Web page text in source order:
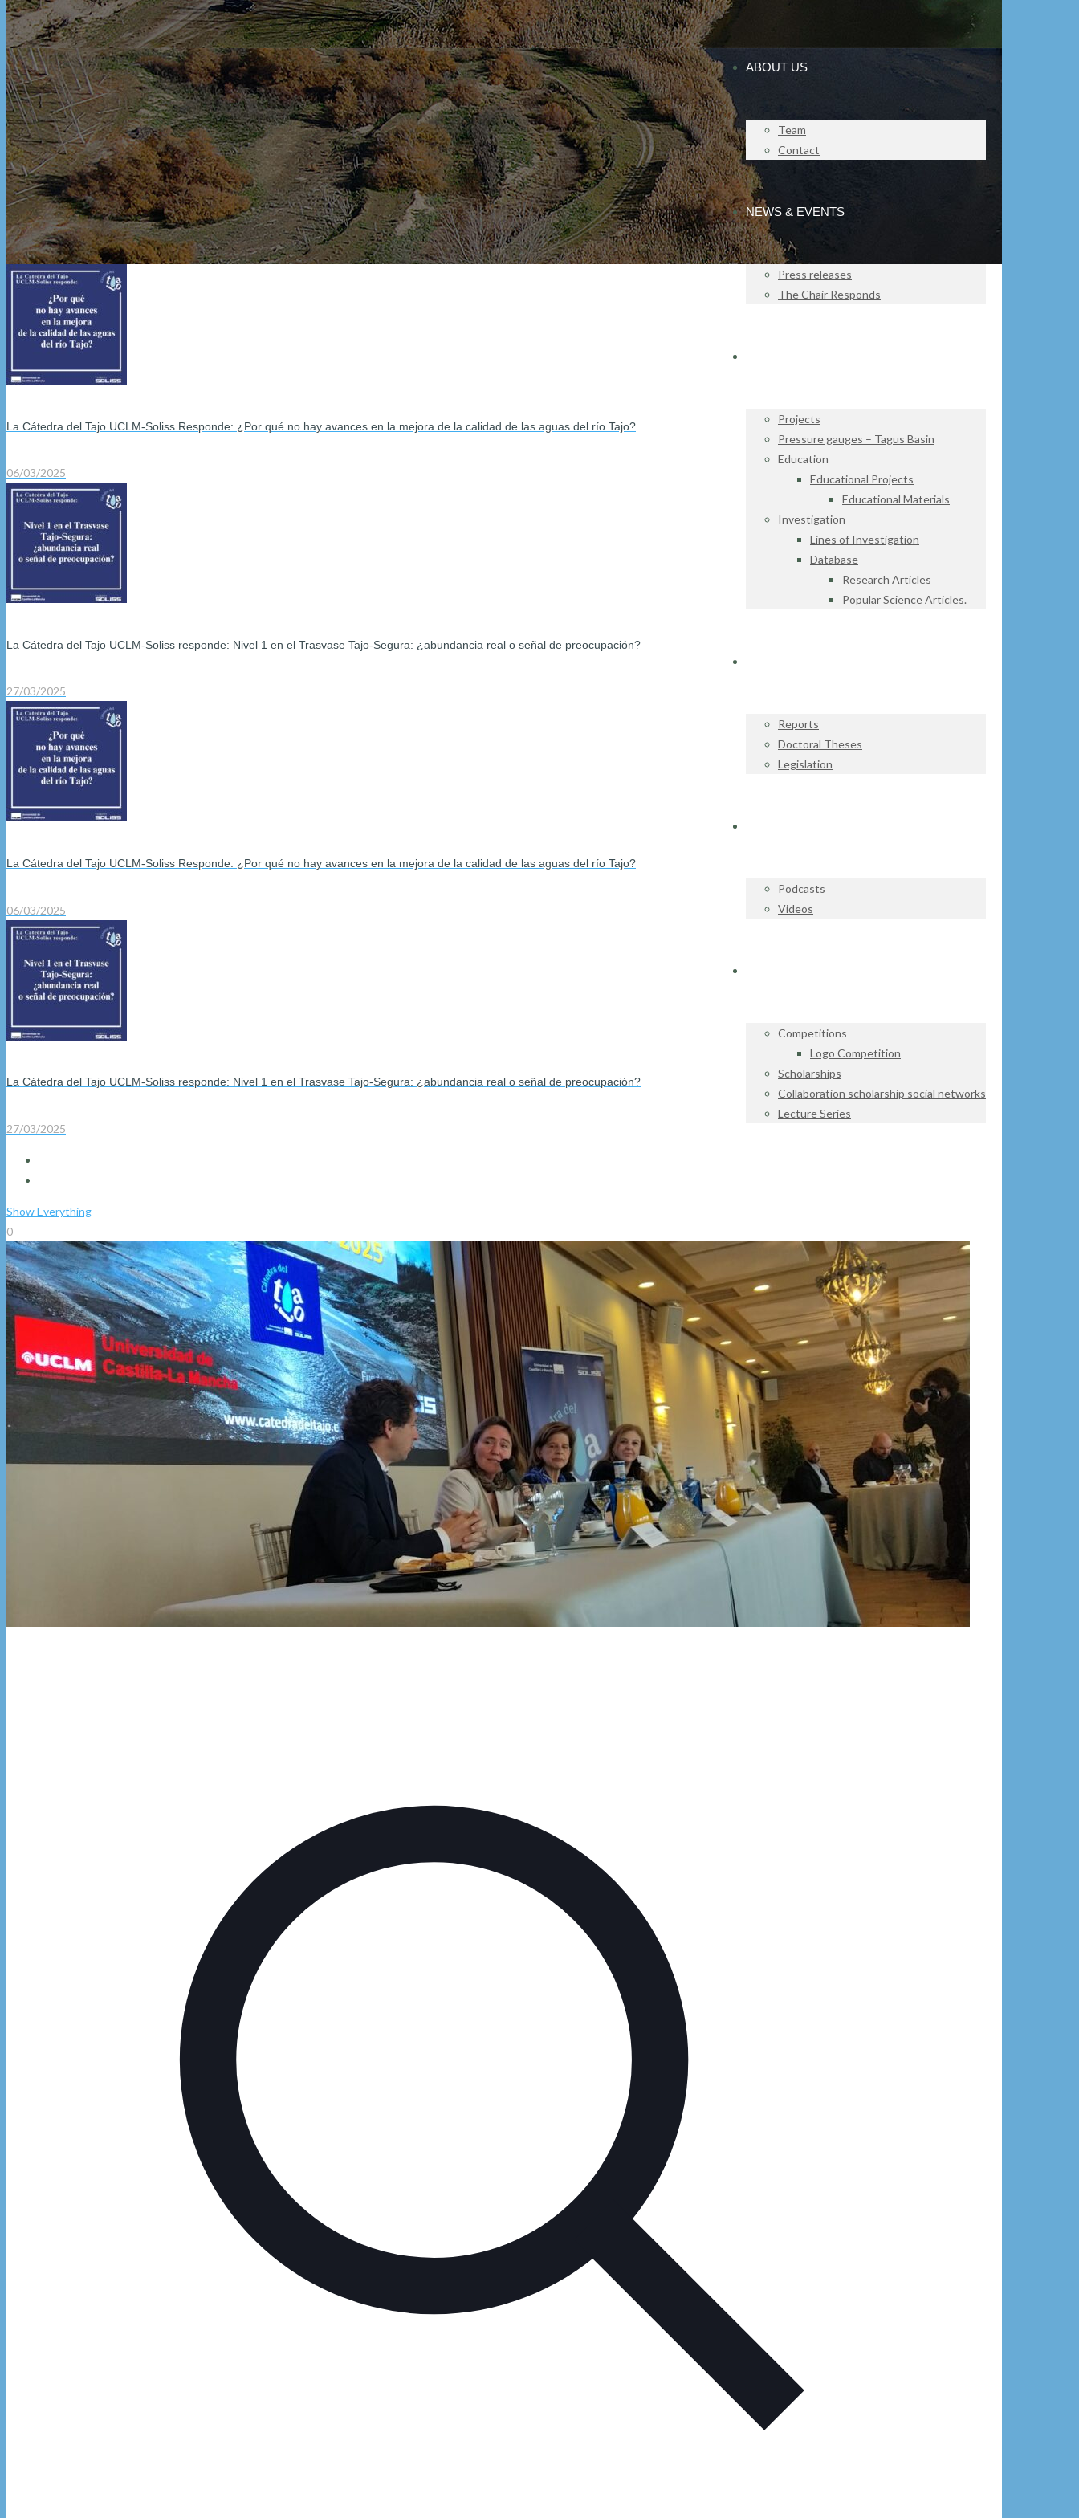
ABOUT US
Team
Contact
NEWS & EVENTS
Press releases
The Chair Responds
Projects
Pressure gauges – Tagus Basin
Education
Educational Projects
Educational Materials
Investigation
Lines of Investigation
Database
Research Articles
Popular Science Articles.
Reports
Doctoral Theses
Legislation
Podcasts
Videos
Competitions
Logo Competition
Scholarships
Collaboration scholarship social networks
Lecture Series
La Cátedra del Tajo UCLM-Soliss Responde: ¿Por qué no hay avances en la mejora de la calidad de las aguas del río Tajo?
06/03/2025
La Cátedra del Tajo UCLM-Soliss responde: Nivel 1 en el Trasvase Tajo-Segura: ¿abundancia real o señal de preocupación?
27/03/2025
La Cátedra del Tajo UCLM-Soliss Responde: ¿Por qué no hay avances en la mejora de la calidad de las aguas del río Tajo?
06/03/2025
La Cátedra del Tajo UCLM-Soliss responde: Nivel 1 en el Trasvase Tajo-Segura: ¿abundancia real o señal de preocupación?
27/03/2025
Show Everything
0